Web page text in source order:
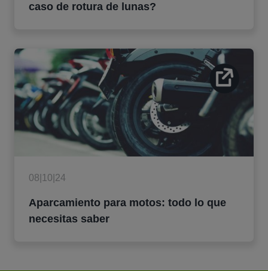
caso de rotura de lunas?
08|10|24
Aparcamiento para motos: todo lo que
necesitas saber